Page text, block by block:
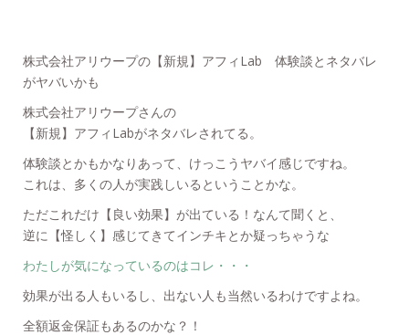
株式会社アリウープの【新規】アフィLab 体験談とネタバレ
がヤバいかも
株式会社アリウープさんの
【新規】アフィLabがネタバレされてる。
体験談とかもかなりあって、けっこうヤバイ感じですね。
これは、多くの人が実践しいるということかな。
ただこれだけ【良い効果】が出ている！なんて聞くと、
逆に【怪しく】感じてきてインチキとか疑っちゃうな
わたしが気になっているのはコレ・・・
効果が出る人もいるし、出ない人も当然いるわけですよね。
全額返金保証もあるのかな？！